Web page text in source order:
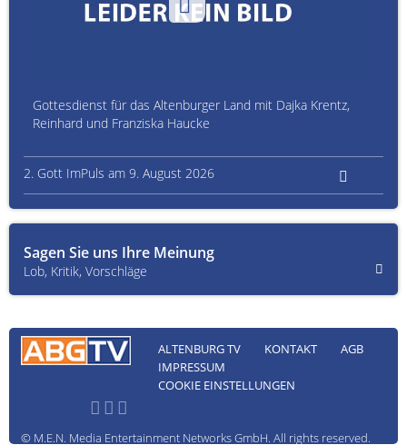
Gottesdienst für das Altenburger Land mit Dajka Krentz,
Reinhard und Franziska Haucke
2. Gott ImPuls am 9. August 2026
Sagen Sie uns Ihre Meinung
Lob, Kritik, Vorschläge
ALTENBURG TV KONTAKT
AGB
IMPRESSUM
COOKIE EINSTELLUNGEN
© M.E.N. Media Entertainment Networks GmbH. All rights reserved.